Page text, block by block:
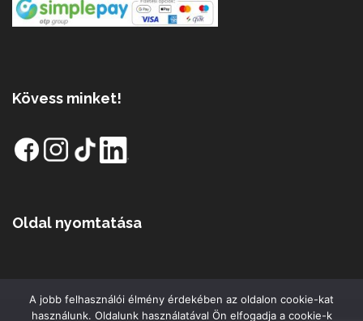
Kövess minket!
Oldal nyomtatása
A jobb felhasználói élmény érdekében az oldalon cookie-kat
használunk. Oldalunk használatával Ön elfogadja a cookie-k